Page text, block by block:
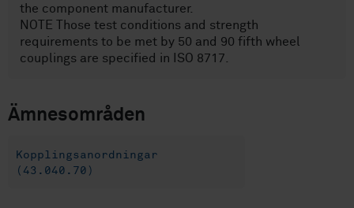
the component manufacturer.
NOTE Those test conditions and strength
requirements to be met by 50 and 90 fifth wheel
couplings are specified in ISO 8717.
Ämnesområden
Kopplingsanordningar
(43.040.70)